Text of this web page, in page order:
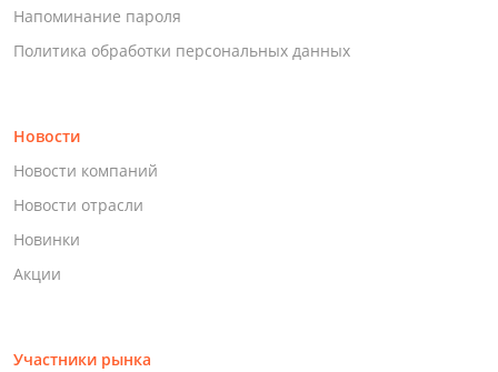
Напоминание пароля
Политика обработки персональных данных
Новости
Новости компаний
Новости отрасли
Новинки
Акции
Участники рынка